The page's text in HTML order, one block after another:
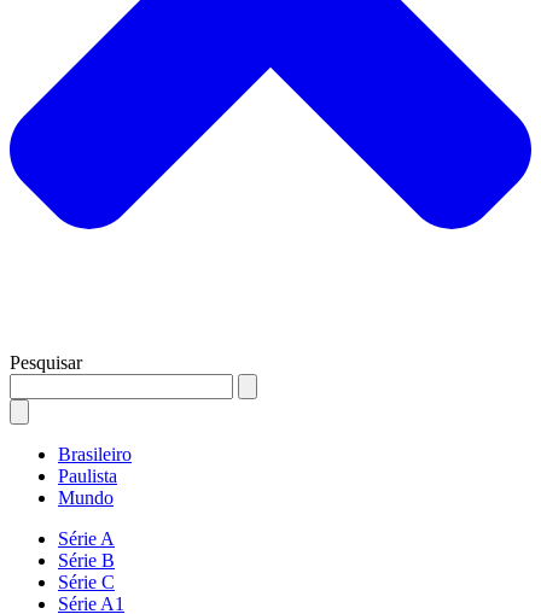
Pesquisar
Brasileiro
Paulista
Mundo
Série A
Série B
Série C
Série A1